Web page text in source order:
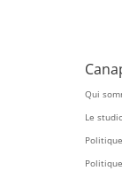
Qui
Le